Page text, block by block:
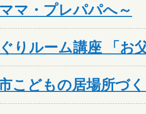
マ・プレパパへ～
りルーム講座 「お
こどもの居場所づ